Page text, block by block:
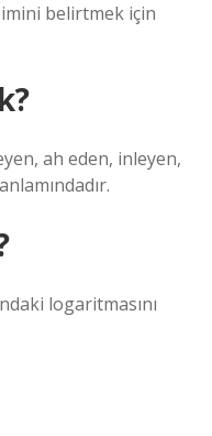
belirtmek için
ah eden, inleyen,
logaritmasını